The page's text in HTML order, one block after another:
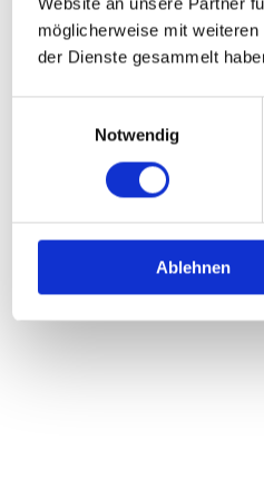
möglicherweise mit
der Dienste gesammelt
Notwendig
Ablehnen
29223 Celle
mail@celler-